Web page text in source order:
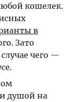
кошелек.
в
Зато
чего —
душой на